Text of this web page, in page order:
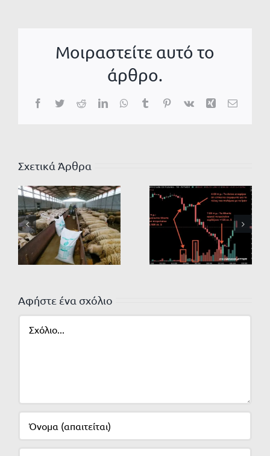
Μοιραστείτε αυτό το
άρθρο.
Facebook
TwitterRedditLinkedInWhatsApp
TumblrPinterest
Vk Xing Email
Σχετικά Άρθρα
Αφήστε ένα σχόλιο